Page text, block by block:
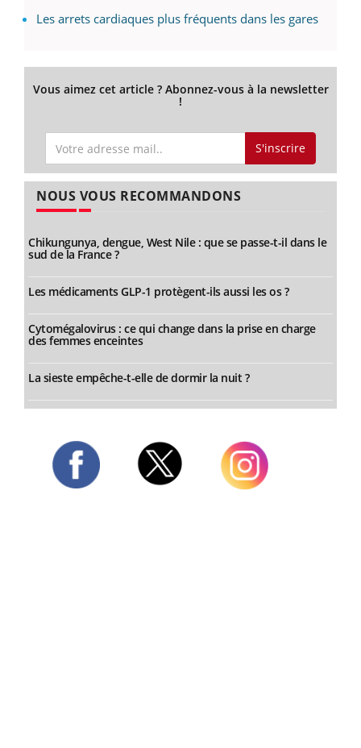
Les arrets cardiaques plus fréquents dans les gares
Vous aimez cet article ? Abonnez-vous à la newsletter
!
S'inscrire
NOUS VOUS RECOMMANDONS
Chikungunya, dengue, West Nile : que se passe-t-il dans le
sud de la France ?
Les médicaments GLP-1 protègent-ils aussi les os ?
Cytomégalovirus : ce qui change dans la prise en charge
des femmes enceintes
La sieste empêche-t-elle de dormir la nuit ?